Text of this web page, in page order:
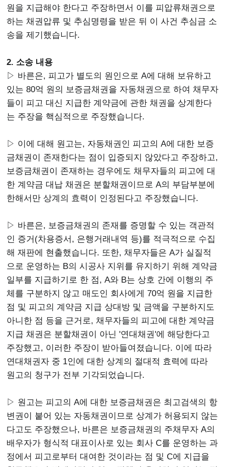
원을 지급해야 한다고 주장하면서 이를 피압류채권으로
하는 채권압류 및 추심명령을 받은 뒤 이 사건 추심금 소
송을 제기했습니다.
2. 소송 내용
▷ 바른은, 피고가 별도의 원인으로 A에 대해 보유하고
있는 80억 원의 보증금채권을 자동채권으로 하여 채무자
들이 피고 대신 지급한 계약금에 관한 채권을 상계한다
는 주장을 핵심적으로 주장했습니다.
▷ 이에 대해 원고는, 자동채권인 피고의 A에 대한 보증
금채권이 존재한다는 점이 입증되지 않았다고 주장하고,
보증금채권이 존재하는 경우에도 채무자들의 피고에 대
한 계약금 대납 채권은 분할채권이므로 A의 부담부분에
한해서만 상계의 효력이 인정된다고 주장했습니다.
▷ 바른은, 보증금채권의 존재를 증명할 수 있는 객관적
인 증거(차용증서, 은행거래내역 등)를 적극적으로 수집
해 재판에 현출했습니다. 또한, 채무자들은 A가 실질적
으로 운영하는 B의 시공사 지위를 유지하기 위해 계약금
일부를 지급하기로 한 점, A와 B는 상호 간에 이행의 주
체를 구분하지 않고 매도인 회사에게 70억 원을 지급한
점 및 피고의 계약금 지급 상대방 및 금액을 구분하지도
아니한 점 등을 근거로, 채무자들의 피고에 대한 계약금
지급 채권은 분할채권이 아닌 '연대채권'에 해당한다고
주장했고, 이러한 주장이 받아들여졌습니다. 이에 따라
연대채권자 중 1인에 대한 상계의 절대적 효력에 따라
원고의 청구가 전부 기각되었습니다.
▷ 원고는 피고의 A에 대한 보증금채권은 최고검색의 항
변권이 붙어 있는 자동채권이므로 상계가 허용되지 않는
다고도 주장했으나, 바른은 보증금채권의 주채무자 A의
배우자가 형식적 대표이사로 있는 회사 C를 운영하는 과
정에서 피고로부터 대여한 것이라는 점 및 C에 지급을